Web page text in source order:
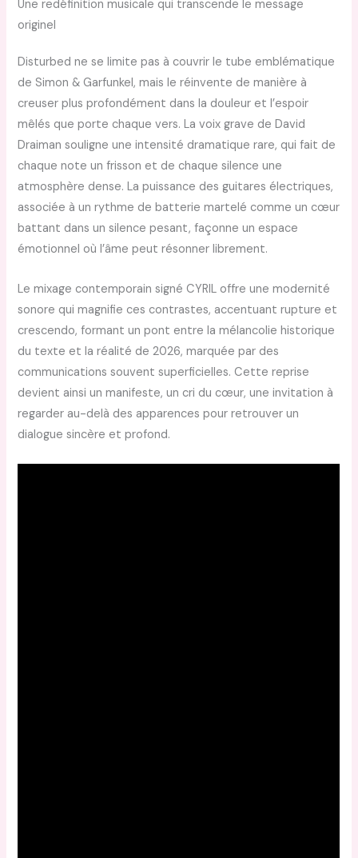
Une redéfinition musicale qui transcende le message
originel
Disturbed ne se limite pas à couvrir le tube emblématique
de Simon & Garfunkel, mais le réinvente de manière à
creuser plus profondément dans la douleur et l’espoir
mêlés que porte chaque vers. La voix grave de David
Draiman souligne une intensité dramatique rare, qui fait de
chaque note un frisson et de chaque silence une
atmosphère dense. La puissance des guitares électriques,
associée à un rythme de batterie martelé comme un cœur
battant dans un silence pesant, façonne un espace
émotionnel où l’âme peut résonner librement.
Le mixage contemporain signé CYRIL offre une modernité
sonore qui magnifie ces contrastes, accentuant rupture et
crescendo, formant un pont entre la mélancolie historique
du texte et la réalité de 2026, marquée par des
communications souvent superficielles. Cette reprise
devient ainsi un manifeste, un cri du cœur, une invitation à
regarder au-delà des apparences pour retrouver un
dialogue sincère et profond.